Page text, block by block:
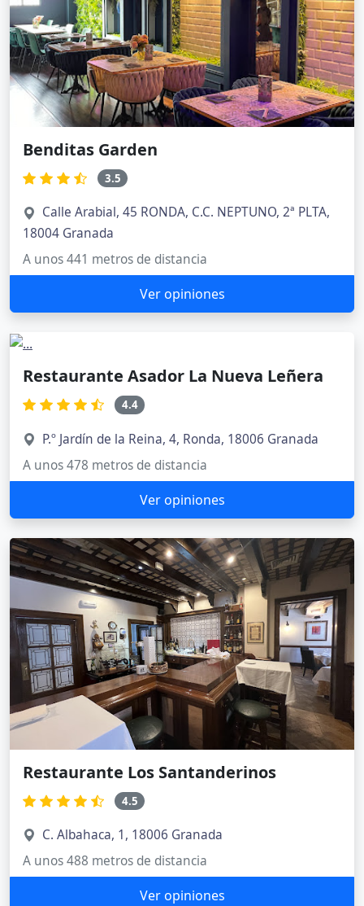
Benditas Garden
3.5
Calle Arabial, 45 RONDA, C.C. NEPTUNO, 2ª PLTA,
18004 Granada
A unos 441 metros de distancia
Ver opiniones
Restaurante Asador La Nueva Leñera
4.4
P.º Jardín de la Reina, 4, Ronda, 18006 Granada
A unos 478 metros de distancia
Ver opiniones
Restaurante Los Santanderinos
4.5
C. Albahaca, 1, 18006 Granada
A unos 488 metros de distancia
Ver opiniones